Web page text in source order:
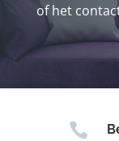
of het
